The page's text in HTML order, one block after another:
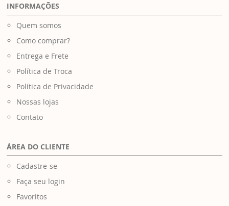
INFORMAÇÕES
Quem somos
Como comprar?
Entrega e Frete
Política de Troca
Política de Privacidade
Nossas lojas
Contato
ÁREA DO CLIENTE
Cadastre-se
Faça seu login
Favoritos